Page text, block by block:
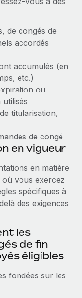
de congés de
accordés
accumulés (en
etc.)
ou
titularisation,
de congé
en vigueur
en matière
où vous exercez
spécifiques à
des exigences
les
de fin
éligibles
fondées sur les